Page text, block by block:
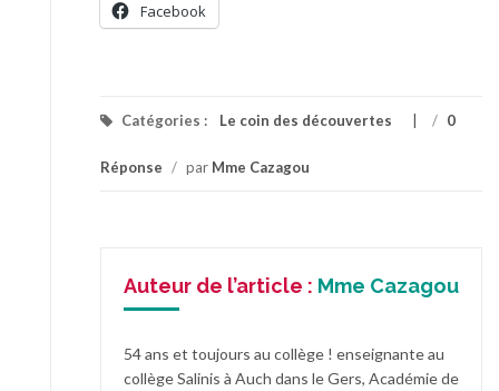
Facebook
Catégories : Le coin des découvertes / 0
Réponse / par Mme Cazagou
Auteur de l’article : Mme Cazagou
54 ans et toujours au collège ! enseignante au
collège Salinis à Auch dans le Gers, Académie de